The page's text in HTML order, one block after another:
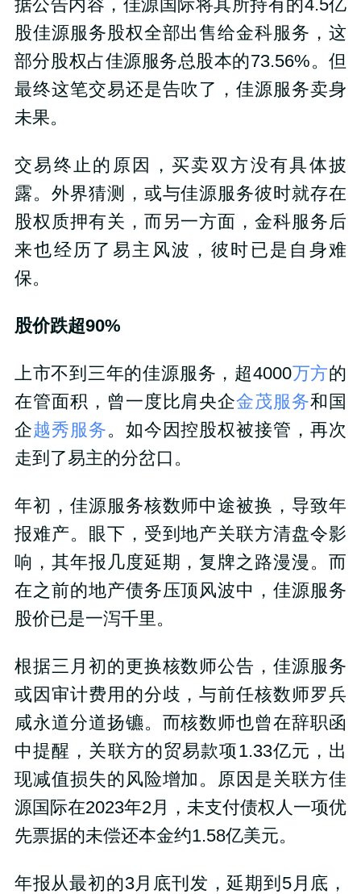
据公告内容，佳源国际将其所持有的4.5亿
股佳源服务股权全部出售给金科服务，这
部分股权占佳源服务总股本的73.56%。但
最终这笔交易还是告吹了，佳源服务卖身
未果。
交易终止的原因，买卖双方没有具体披
露。外界猜测，或与佳源服务彼时就存在
股权质押有关，而另一方面，金科服务后
来也经历了易主风波，彼时已是自身难
保。
股价跌超90%
上市不到三年的佳源服务，超4000万方的
在管面积，曾一度比肩央企金茂服务和国
企越秀服务。如今因控股权被接管，再次
走到了易主的分岔口。
年初，佳源服务核数师中途被换，导致年
报难产。眼下，受到地产关联方清盘令影
响，其年报几度延期，复牌之路漫漫。而
在之前的地产债务压顶风波中，佳源服务
股价已是一泻千里。
根据三月初的更换核数师公告，佳源服务
或因审计费用的分歧，与前任核数师罗兵
咸永道分道扬镳。而核数师也曾在辞职函
中提醒，关联方的贸易款项1.33亿元，出
现减值损失的风险增加。原因是关联方佳
源国际在2023年2月，未支付债权人一项优
先票据的未偿还本金约1.58亿美元。
年报从最初的3月底刊发，延期到5月底，